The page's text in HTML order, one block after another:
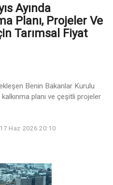
Ayında
Planı, Projeler Ve
Tarımsal Fiyat
Benin Bakanlar Kurulu
planı ve çeşitli projeler
17 Haz 2026 20:10